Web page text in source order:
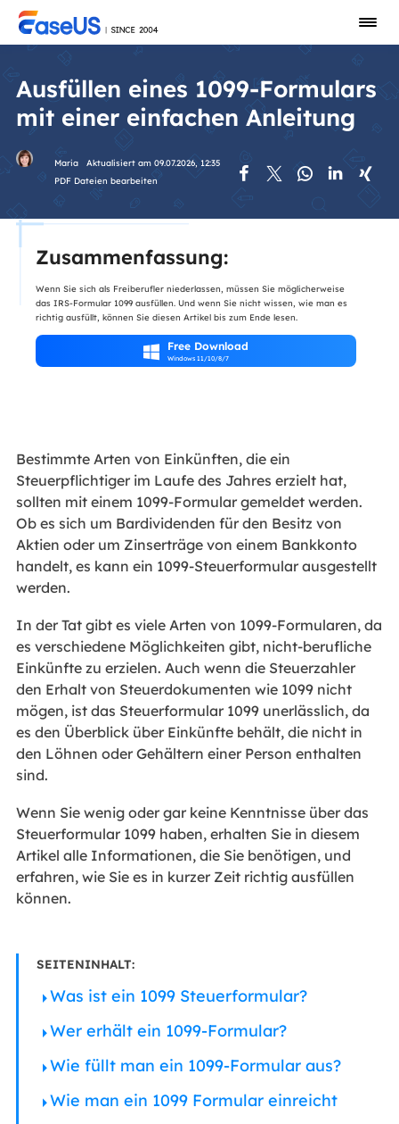
Ausfüllen eines 1099-Formulars
mit einer einfachen Anleitung
Maria
Aktualisiert am 09.07.2026, 12:35
PDF Dateien bearbeiten
    
Zusammenfassung:
Wenn Sie sich als Freiberufler niederlassen, müssen Sie möglicherweise
das IRS-Formular 1099 ausfüllen. Und wenn Sie nicht wissen, wie man es
richtig ausfüllt, können Sie diesen Artikel bis zum Ende lesen.
 Free Download
Windows 11/10/8/7
Bestimmte Arten von Einkünften, die ein
Steuerpflichtiger im Laufe des Jahres erzielt hat,
sollten mit einem 1099-Formular gemeldet werden.
Ob es sich um Bardividenden für den Besitz von
Aktien oder um Zinserträge von einem Bankkonto
handelt, es kann ein 1099-Steuerformular ausgestellt
werden.
In der Tat gibt es viele Arten von 1099-Formularen, da
es verschiedene Möglichkeiten gibt, nicht-berufliche
Einkünfte zu erzielen. Auch wenn die Steuerzahler
den Erhalt von Steuerdokumenten wie 1099 nicht
mögen, ist das Steuerformular 1099 unerlässlich, da
es den Überblick über Einkünfte behält, die nicht in
den Löhnen oder Gehältern einer Person enthalten
sind.
Wenn Sie wenig oder gar keine Kenntnisse über das
Steuerformular 1099 haben, erhalten Sie in diesem
Artikel alle Informationen, die Sie benötigen, und
erfahren, wie Sie es in kurzer Zeit richtig ausfüllen
können.
SEITENINHALT:
Was ist ein 1099 Steuerformular?
Wer erhält ein 1099-Formular?
Wie füllt man ein 1099-Formular aus?
Wie man ein 1099 Formular einreicht